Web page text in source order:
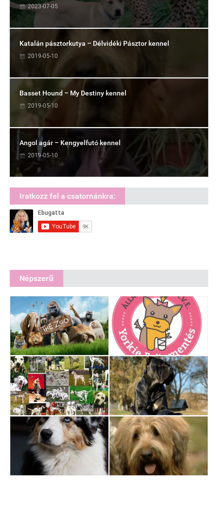
2023-07-05
Katalán pásztorkutya – Délvidéki Pásztor kennel
2019-05-10
Basset Hound – My Destiny kennel
2019-05-10
Angol agár – Kengyelfutó kennel
2019-05-10
Iratkozz fel a csatornánkra:
Népszerű